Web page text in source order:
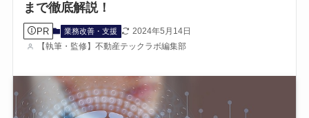
まで徹底解説！
PR 業務改善・支援
2024年5月14日
【執筆・監修】不動産テックラボ編集部